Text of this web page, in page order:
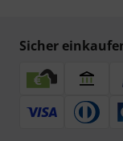
Sicher